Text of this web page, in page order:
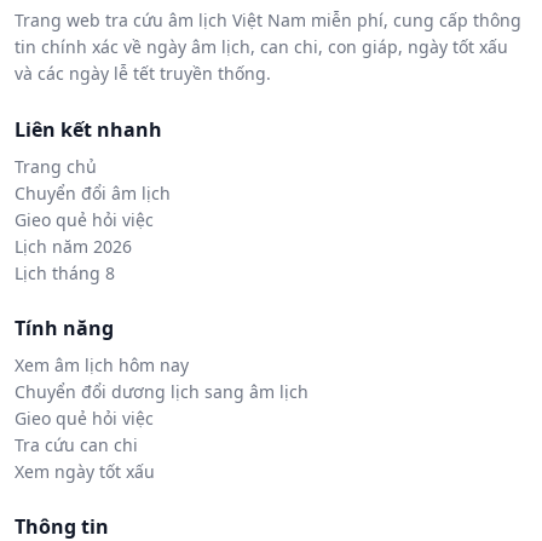
Trang web tra cứu âm lịch Việt Nam miễn phí, cung cấp thông
tin chính xác về ngày âm lịch, can chi, con giáp, ngày tốt xấu
và các ngày lễ tết truyền thống.
Liên kết nhanh
Trang chủ
Chuyển đổi âm lịch
Gieo quẻ hỏi việc
Lịch năm 2026
Lịch tháng 8
Tính năng
Xem âm lịch hôm nay
Chuyển đổi dương lịch sang âm lịch
Gieo quẻ hỏi việc
Tra cứu can chi
Xem ngày tốt xấu
Thông tin